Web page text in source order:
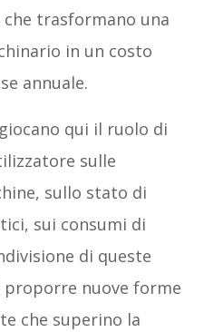
trasformano una
in un costo
annuale.
qui il ruolo di
sulle
sullo stato di
sui consumi di
di queste
proporre nuove forme
che superino la